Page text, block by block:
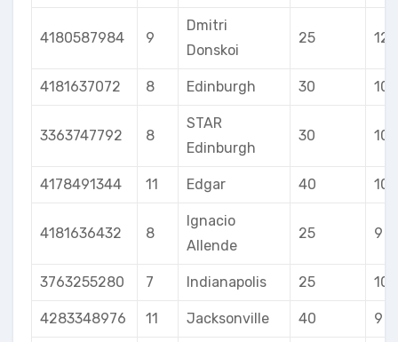
4180587984 9
Dmitri
Donskoi
25 12
4181637072 8 Edinburgh 30 10
3363747792 8
STAR
Edinburgh
30 10
4178491344 11 Edgar 40 10
4181636432 8
Ignacio
Allende
25 9
3763255280 7 Indianapolis 25 10
4283348976 11 Jacksonville 40 9